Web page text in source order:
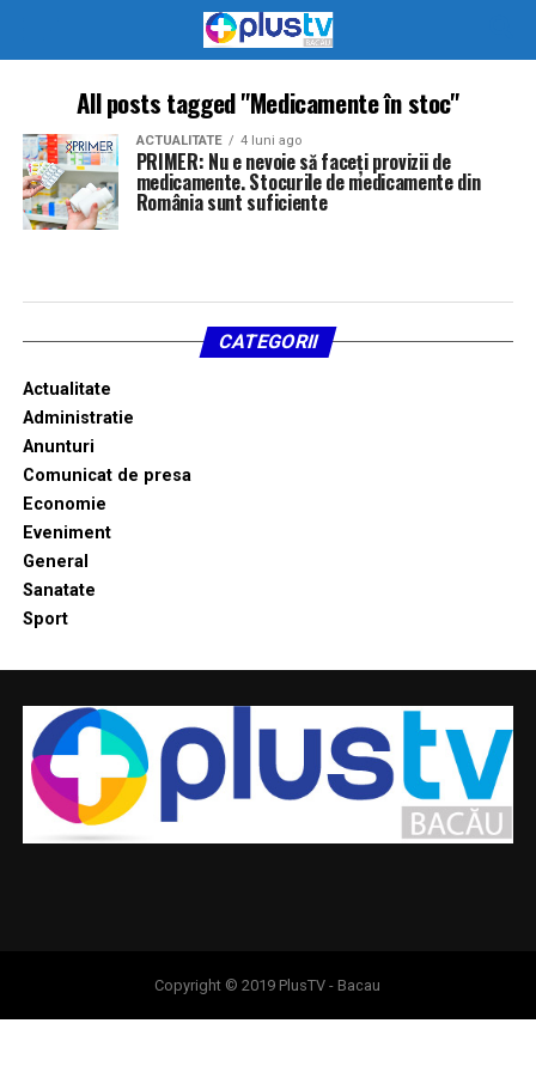
All posts tagged "Medicamente în stoc"
ACTUALITATE 4 luni ago
PRIMER: Nu e nevoie să faceți provizii de
medicamente. Stocurile de medicamente din
România sunt suficiente
CATEGORII
Actualitate
Administratie
Anunturi
Comunicat de presa
Economie
Eveniment
General
Sanatate
Sport
Copyright © 2019 PlusTV - Bacau